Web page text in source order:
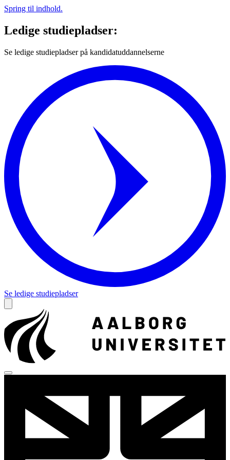
Spring til indhold.
Ledige studiepladser:
Se ledige studiepladser på kandidatuddannelserne
Se ledige studiepladser